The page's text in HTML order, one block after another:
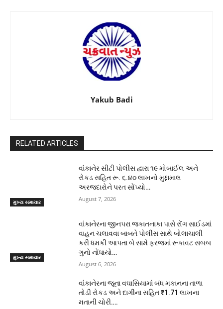
Yakub Badi
RELATED ARTICLES
મુખ્ય સમાચાર
વાંકાનેર સીટી પોલીસ દ્વારા ૧૯ મોબાઈલ અને
રોકડ સહિત રૂ. ૬.૪૦ લાખનો મુદ્દામાલ
અરજદારોને પરત સોંપ્યો…
August 7, 2026
મુખ્ય સમાચાર
વાંકાનેરના જીનપરા જકાતનાકા પાસે રોંગ સાઈડમાં
વાહન ચલાવવા બાબતે પોલીસ સાથે બોલાચાલી
કરી ધમકી આપતા બે સામે ફરજમાં રૂકાવટ સબબ
ગુનો નોંધાયો…
August 6, 2026
વાંકાનેરના જૂના વઘાસિયામાં બંધ મકાનના તાળા
તોડી રોકડ અને દાગીના સહિત ₹1.71 લાખના
મતાની ચોરી….